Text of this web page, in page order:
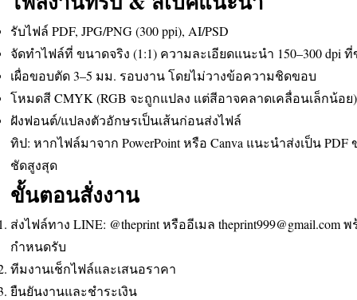
รับไฟล์ PDF, JPG/PNG (300 ppi), AI/PSD
จัดทำไฟล์ที่ ขนาดจริง (1:1) ความละเอียดแนะนำ 150–300 dpi
เผื่อขอบตัด 3–5 มม. รอบงาน โดยไม่วางข้อความชิดขอบ
โหมดสี CMYK (RGB จะถูกแปลง แต่สีอาจคลาดเคลื่อนเล็กน้อย)
ฝังฟอนต์/แปลงตัวอักษรเป็นเส้นก่อนส่งไฟล์
ทิป: หากไฟล์มาจาก PowerPoint หรือ Canva แนะนำส่งเป็น
ชัดสูงสุด
ขั้นตอนสั่งงาน
ส่งไฟล์ทาง LINE: @theprint หรืออีเมล theprint999@gmail.comพ
กำหนดรับ
ทีมงานเช็กไฟล์และเสนอราคา
ยืนยันงานและชำระเงิน